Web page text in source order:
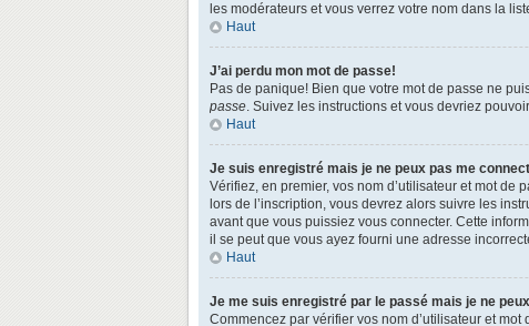
les modérateurs et vous verrez votre nom dans la
Haut
J’ai perdu mon mot de passe!
Pas de panique! Bien que votre mot de passe ne
passe. Suivez les instructions et vous devriez
Haut
Je suis enregistré mais je ne peux pas me
Vérifiez, en premier, vos nom d’utilisateur et mot de
lors de l’inscription, vous devrez alors suivre les
avant que vous puissiez vous connecter. Cette
il se peut que vous ayez fourni une adresse
Haut
Je me suis enregistré par le passé mais je ne
Commencez par vérifier vos nom d’utilisateur et